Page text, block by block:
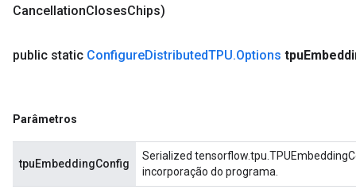
CancellationClosesChips)
public static ConfigureDistributedTPU.Options tpu
Parâmetros
tpuEmbeddingConfig
Serialized
incorporação do programa.